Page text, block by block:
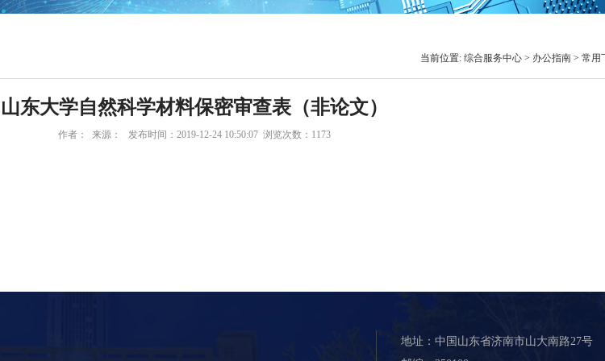
当前位置: 综合服务中心 > 办公指南 > 常用
山东大学自然科学材料保密审查表（非论文）
作者： 来源： 发布时间：2019-12-24 10:50:07 浏览次数： 1173
地址：中国山东省济南市山大南路27号